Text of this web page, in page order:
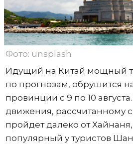
Фото: unsplash
Идущий на Китай мощный
по прогнозам, обрушится
провинции с 9 по 10
движения, рассчитанному
пройдет далеко от
популярный у туристов